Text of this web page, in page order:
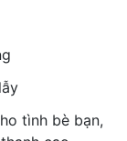
tình bè bạn,